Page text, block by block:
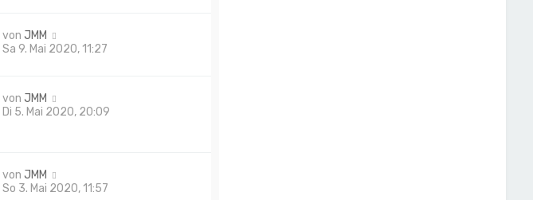
von JMM
Sa 9. Mai 2020, 11:27
von JMM
Di 5. Mai 2020, 20:09
von JMM
So 3. Mai 2020, 11:57